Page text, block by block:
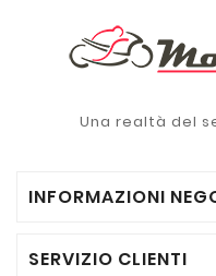
Una realtà del
INFORMAZIONI
SERVIZIO CLIENTI